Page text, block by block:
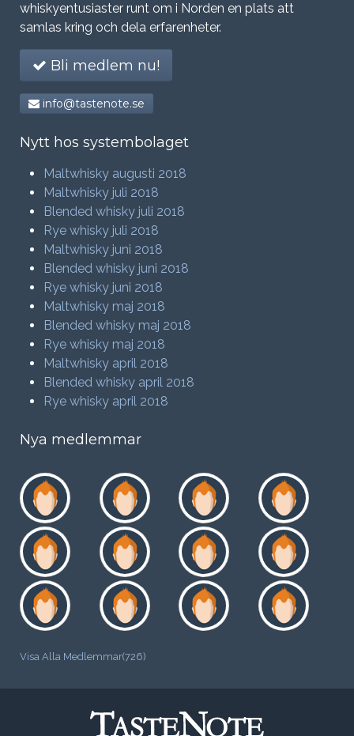
whiskyentusiaster runt om i Norden en plats att
samlas kring och dela erfarenheter.
Bli medlem nu!
info@tastenote.se
Nytt hos systembolaget
Maltwhisky augusti 2018
Maltwhisky juli 2018
Blended whisky juli 2018
Rye whisky juli 2018
Maltwhisky juni 2018
Blended whisky juni 2018
Rye whisky juni 2018
Maltwhisky maj 2018
Blended whisky maj 2018
Rye whisky maj 2018
Maltwhisky april 2018
Blended whisky april 2018
Rye whisky april 2018
Nya medlemmar
Visa Alla Medlemmar(726)